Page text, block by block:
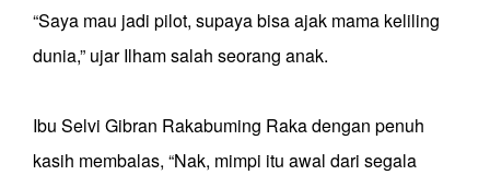
“Saya mau jadi pilot, supaya bisa ajak mama keliling
dunia,” ujar Ilham salah seorang anak.
Ibu Selvi Gibran Rakabuming Raka dengan penuh
kasih membalas, “Nak, mimpi itu awal dari segala